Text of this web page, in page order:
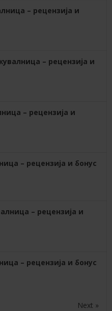
– рецензија и
– рецензија и
– рецензија и
– рецензија и бонус
– рецензија и
– рецензија и бонус
Next »